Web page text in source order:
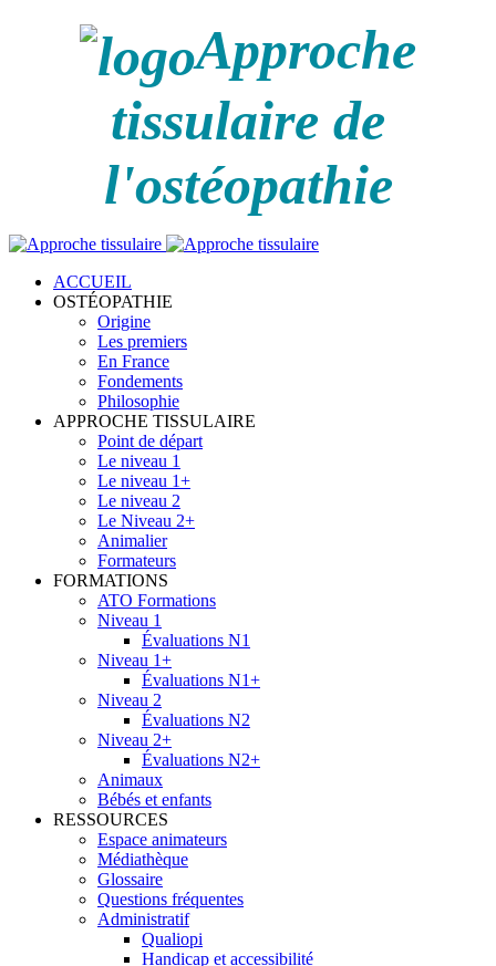
Approche
tissulaire de
l'ostéopathie
ACCUEIL
OSTÉOPATHIE
Origine
Les premiers
En France
Fondements
Philosophie
APPROCHE TISSULAIRE
Point de départ
Le niveau 1
Le niveau 1+
Le niveau 2
Le Niveau 2+
Animalier
Formateurs
FORMATIONS
ATO Formations
Niveau 1
Évaluations N1
Niveau 1+
Évaluations N1+
Niveau 2
Évaluations N2
Niveau 2+
Évaluations N2+
Animaux
Bébés et enfants
RESSOURCES
Espace animateurs
Médiathèque
Glossaire
Questions fréquentes
Administratif
Qualiopi
Handicap et accessibilité